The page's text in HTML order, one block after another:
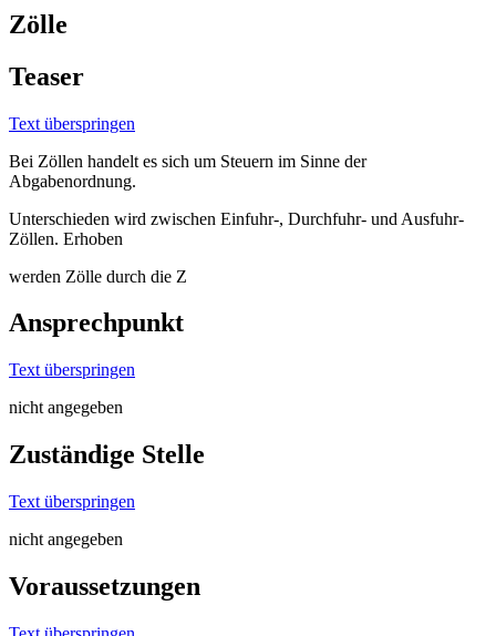
Zölle
Teaser
Text überspringen
Bei Zöllen handelt es sich um Steuern im Sinne der
Abgabenordnung.
Unterschieden wird zwischen Einfuhr-, Durchfuhr- und Ausfuhr-
Zöllen. Erhoben
werden Zölle durch die Z
Ansprechpunkt
Text überspringen
nicht angegeben
Zuständige Stelle
Text überspringen
nicht angegeben
Voraussetzungen